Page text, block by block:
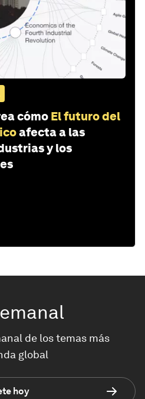
cómo El futuro del
afecta a las
y los
de los temas más
global
hoy